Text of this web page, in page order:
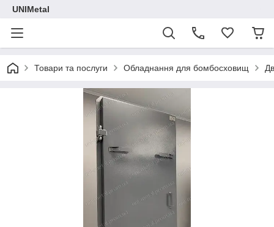
UNIMetal
Товари та послуги Обладнання для бомбосховищ